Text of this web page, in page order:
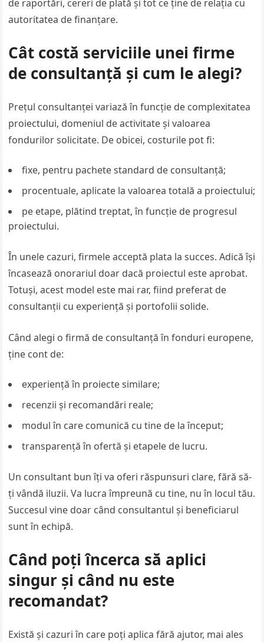
de raportări, cereri de plată și tot ce ține de relația cu
autoritatea de finanțare.
Cât costă serviciile unei firme
de consultanță și cum le alegi?
Prețul consultanței variază în funcție de complexitatea
proiectului, domeniul de activitate și valoarea
fondurilor solicitate. De obicei, costurile pot fi:
fixe, pentru pachete standard de consultanță;
procentuale, aplicate la valoarea totală a proiectului;
pe etape, plătind treptat, în funcție de progresul
proiectului.
În unele cazuri, firmele acceptă plata la succes. Adică își
încasează onorariul doar dacă proiectul este aprobat.
Totuși, acest model este mai rar, fiind preferat de
consultanții cu experiență și portofolii solide.
Când alegi o firmă de consultanță în fonduri europene,
ține cont de:
experiență în proiecte similare;
recenzii și recomandări reale;
modul în care comunică cu tine de la început;
transparență în ofertă și etapele de lucru.
Un consultant bun îți va oferi răspunsuri clare, fără să-
ți vândă iluzii. Va lucra împreună cu tine, nu în locul tău.
Succesul vine doar când consultantul și beneficiarul
sunt în echipă.
Când poți încerca să aplici
singur și când nu este
recomandat?
Există și cazuri în care poți aplica fără ajutor, mai ales